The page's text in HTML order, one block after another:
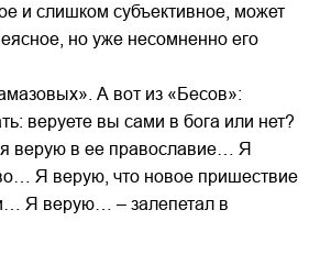
и слишком субъективное, может
но уже несомненно его
А вот из «Бесов»:
веруете вы сами в бога или нет?
верую в ее православие… Я
Я верую, что новое пришествие
Я верую… – залепетал в